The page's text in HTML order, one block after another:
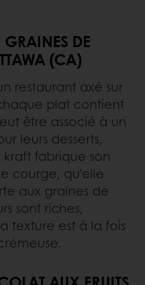
DE
(CA)
restaurant axé sur
plat contient
être associé à un
leurs desserts,
fabrique son
courge, qu'elle
aux graines de
sont riches,
texture est à la fois